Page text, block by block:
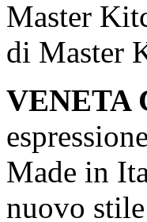
Master
di Master
VENETA
Made in
nuovo